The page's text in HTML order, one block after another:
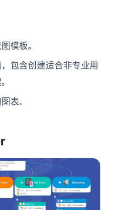
模板。
包含创建适合非专业用
表。